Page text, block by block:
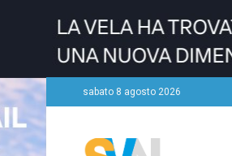
sabato 8 agosto 2026